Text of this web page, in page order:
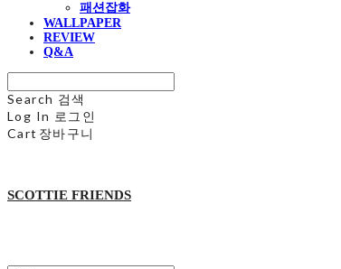
패션잡화
WALLPAPER
REVIEW
Q&A
Search 검색
Log In 로그인
Cart 장바구니
SCOTTIE FRIENDS